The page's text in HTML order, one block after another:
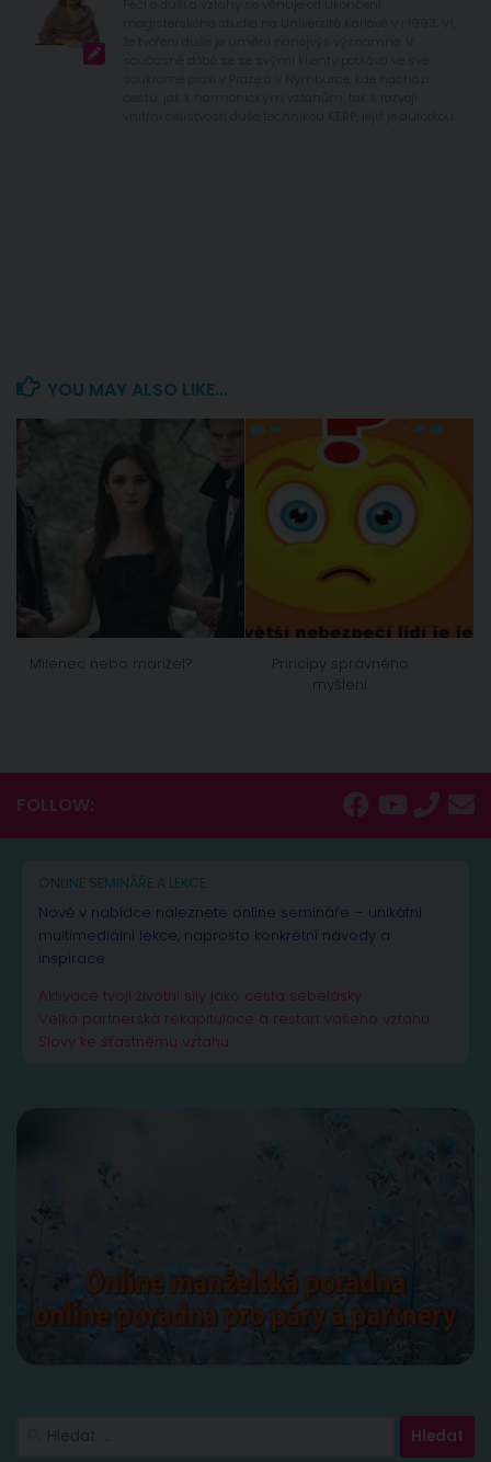
YOU MAY ALSO LIKE...
Milenec nebo manžel?
Principy správného
myšlení
FOLLOW:
ONLINE SEMINÁŘE A LEKCE
Nově v nabídce naleznete online semináře – unikátní
multimediální lekce, naprosto konkrétní návody a
inspirace.
Aktivace tvojí životní síly jako cesta sebelásky
Velká partnerská rekapitulace a restart vašeho vztahu
Slovy ke šťastnému vztahu